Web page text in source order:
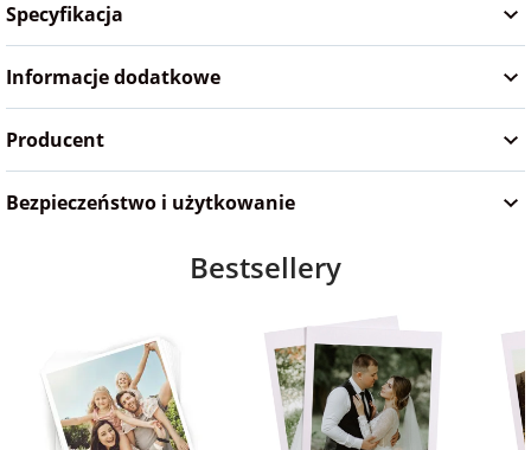
na wieczór
panieński
na wieczór
kawalerski
Specyfikacja
Informacje dodatkowe
Producent
Bezpieczeństwo i użytkowanie
Bestsellery